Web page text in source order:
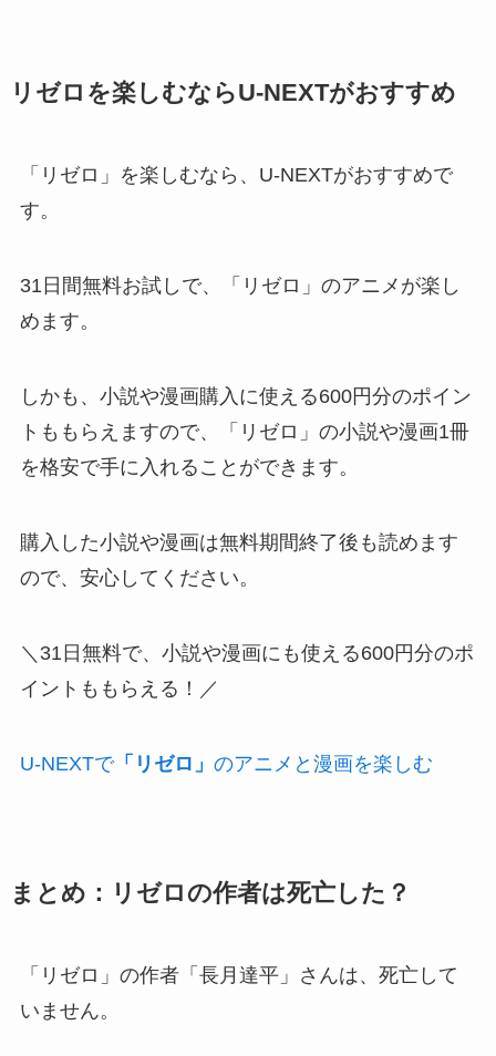
リゼロを楽しむならU-NEXTがおすすめ
「リゼロ」を楽しむなら、U-NEXTがおすすめで
す。
31日間無料お試しで、「リゼロ」のアニメが楽し
めます。
しかも、小説や漫画購入に使える600円分のポイン
トももらえますので、「リゼロ」の小説や漫画1冊
を格安で手に入れることができます。
購入した小説や漫画は無料期間終了後も読めます
ので、安心してください。
＼31日無料で、小説や漫画にも使える600円分のポ
イントももらえる！／
U-NEXTで「リゼロ」 のアニメと漫画を楽しむ
まとめ：リゼロの作者は死亡した？
「リゼロ」の作者「長月達平」さんは、死亡して
いません。